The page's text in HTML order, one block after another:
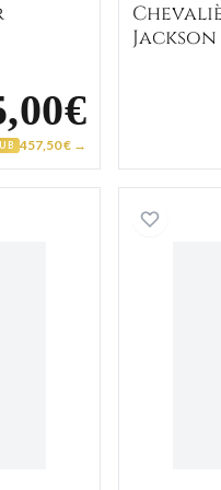
457,50 € →
Homme Or Abdelamid